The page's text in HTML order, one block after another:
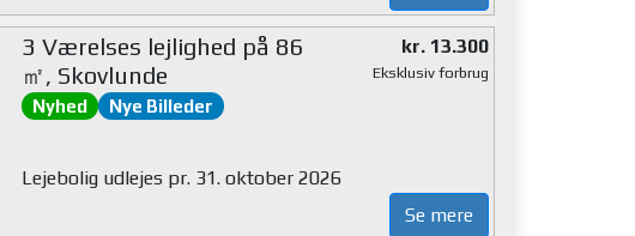
3 Værelses lejlighed på 86
㎡, Skovlunde
Nyhed Nye Billeder
kr. 13.300
Eksklusiv forbrug
Lejebolig udlejes pr. 31. oktober 2026
Se mere